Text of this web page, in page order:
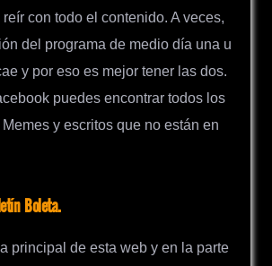
con todo el contenido. A veces,
del programa de medio día una u
y por eso es mejor tener las dos.
puedes encontrar todos los
y escritos que no están en
Boleta.
principal de esta web y en la parte